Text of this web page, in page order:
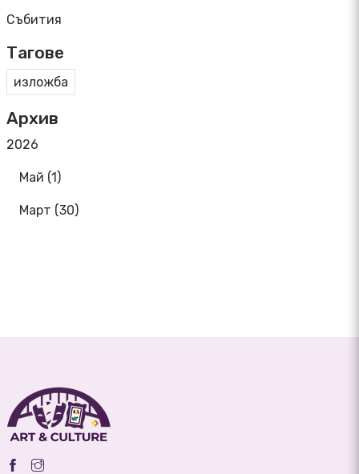
Събития
Тагове
изложба
Архив
2026
Май (1)
Март (30)